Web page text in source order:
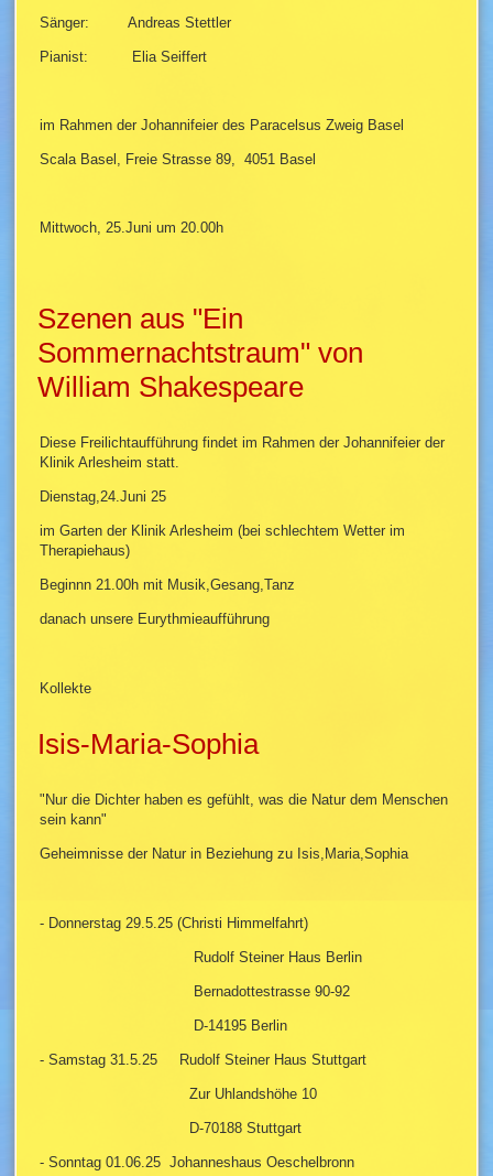
Sänger: Andreas Stettler
Pianist: Elia Seiffert
im Rahmen der Johannifeier des Paracelsus Zweig Basel
Scala Basel, Freie Strasse 89, 4051 Basel
Mittwoch, 25.Juni um 20.00h
Szenen aus "Ein
Sommernachtstraum" von
William Shakespeare
Diese Freilichtaufführung findet im Rahmen der Johannifeier der
Klinik Arlesheim statt.
Dienstag,24.Juni 25
im Garten der Klinik Arlesheim (bei schlechtem Wetter im
Therapiehaus)
Beginnn 21.00h mit Musik,Gesang,Tanz
danach unsere Eurythmieaufführung
Kollekte
Isis-Maria-Sophia
"Nur die Dichter haben es gefühlt, was die Natur dem Menschen
sein kann"
Geheimnisse der Natur in Beziehung zu Isis,Maria,Sophia
- Donnerstag 29.5.25 (Christi Himmelfahrt)
Rudolf Steiner Haus Berlin
Bernadottestrasse 90-92
D-14195 Berlin
- Samstag 31.5.25 Rudolf Steiner Haus Stuttgart
Zur Uhlandshöhe 10
D-70188 Stuttgart
- Sonntag 01.06.25 Johanneshaus Oeschelbronn